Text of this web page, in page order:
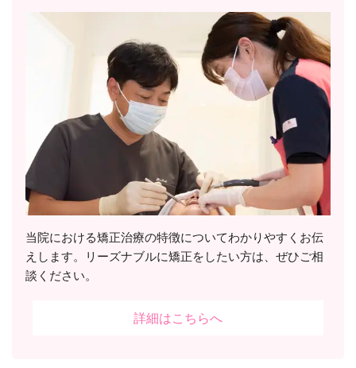
当院における矯正治療の特徴についてわかりやすくお伝
えします。リーズナブルに矯正をしたい方は、ぜひご相
談ください。
詳細はこちらへ